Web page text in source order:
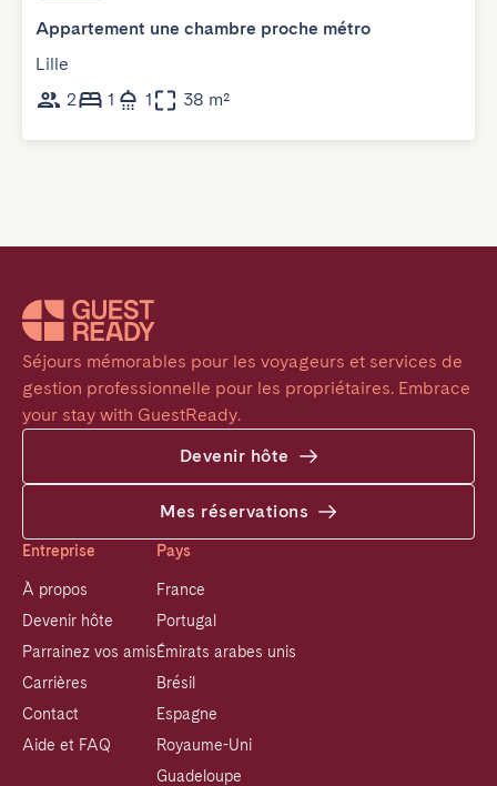
Appartement une chambre proche métro
Lille
2
1 1 38 m²
Séjours mémorables pour les voyageurs et services de
gestion professionnelle pour les propriétaires. Embrace
your stay with GuestReady.
Devenir hôte
Mes réservations
Entreprise
À propos
Devenir hôte
Parrainez vos amis
Carrières
Contact
Aide et FAQ
Pays
France
Portugal
Émirats arabes unis
Brésil
Espagne
Royaume-Uni
Guadeloupe